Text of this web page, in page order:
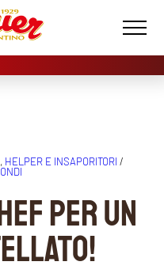
, HELPER E INSAPORITORI /
per un